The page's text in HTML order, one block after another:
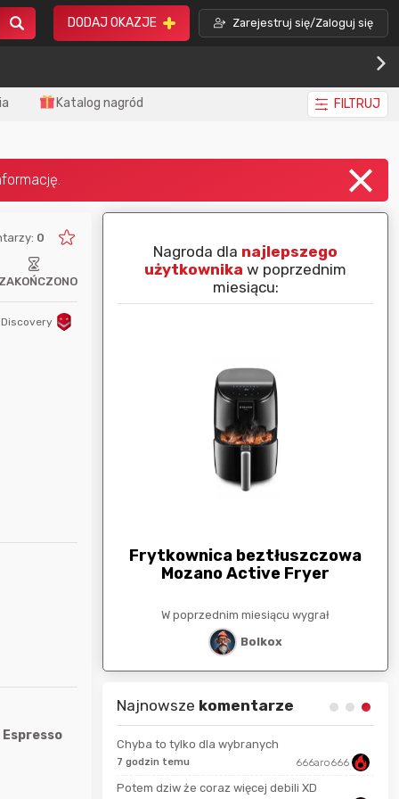
DODAJ OKAZJE Zarejestruj się/Zaloguj się
Katalog nagród FILTRUJ
0
ZAKOŃCZONO
Discovery
miesiącu:
Nagroda dla najlepszego
użytkownika w poprzednim
miesiącu:
Frytkownica beztłuszczowa
Mozano Active Fryer
W poprzednim miesiącu wygrał
Bolkox
Najnowsze komentarze
Chyba to tylko dla wybranych
7 godzin temu 666aro666
Potem dziw że coraz więcej debili XD